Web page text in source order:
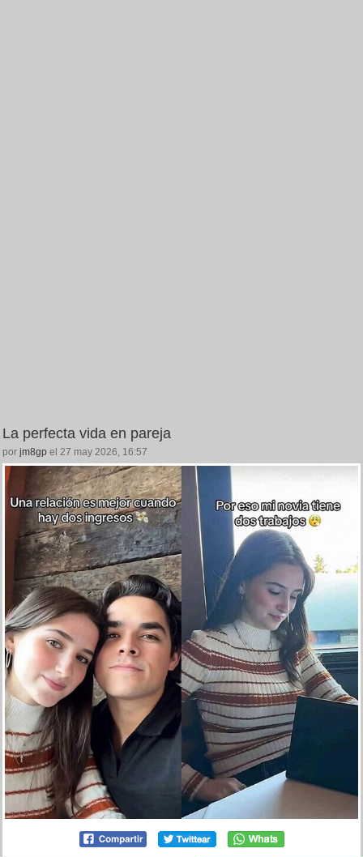
La perfecta vida en pareja
por jm8gp el 27 may 2026, 16:57